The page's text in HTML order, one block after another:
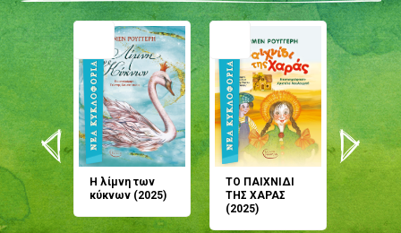
Η λίμνη των
κύκνων (2025)
ΤΟ ΠΑΙΧΝΙΔΙ
ΤΗΣ ΧΑΡΑΣ
(2025)
μου;